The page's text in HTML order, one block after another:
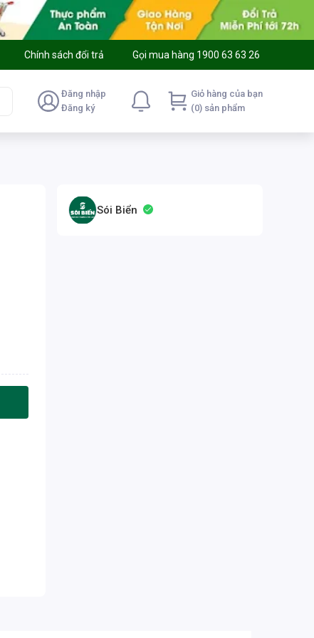
Chính sách đổi trả Gọi mua hàng 1900 63 63 26
Đăng nhập
Đăng ký
Giỏ hàng của bạn
(0) sản phẩm
Sói Biển